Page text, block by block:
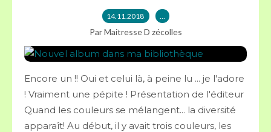
14.11.2018 …
Par Maitresse D zécolles
Encore un !! Oui et celui là, à peine lu ... je l'adore
! Vraiment une pépite ! Présentation de l'éditeur
Quand les couleurs se mélangent... la diversité
apparaît! Au début, il y avait trois couleurs, les